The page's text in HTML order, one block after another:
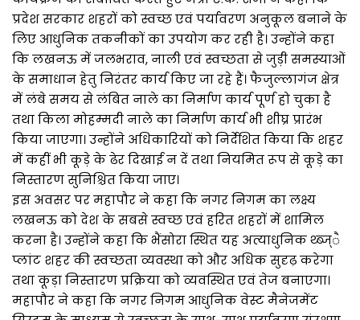
प्रदेश सरकार शहरों को स्वच्छ एवं पर्यावरण अनुकूल बनाने के
लिए आधुनिक तकनीकों का उपयोग कर रही है। उन्होंने कहा
कि लखनऊ में जलभराव, नाली एवं स्वच्छता से जुड़ी समस्याओं
के समाधान हेतु निरंतर कार्य किए जा रहे हैं। फैजुल्लागंज क्षेत्र
में लंबे समय से लंबित नाले का निर्माण कार्य पूर्ण हो चुका है
तथा किला मोहम्मदी नाले का निर्माण कार्य भी शीघ्र प्रारंभ
किया जाएगा। उन्होंने अधिकारियों को निर्देशित किया कि शहर
में कहीं भी कूड़े के ढेर दिखाई न दें तथा नियमित रूप से कूड़े का
निस्तारण सुनिश्चित किया जाए।
इस अवसर पर महापौर ने कहा कि नगर निगम का लक्ष्य
लखनऊ को देश के सबसे स्वच्छ एवं हरित शहरों में शामिल
करना है। उन्होंने कहा कि भैंसोरा स्थित यह अत्याधुनिक थ्ब्ज्ै
प्लांट शहर की स्वच्छता व्यवस्था को और अधिक सुदृढ़ करेगा
तथा कूड़ा निस्तारण प्रक्रिया को व्यवस्थित एवं तेज बनाएगा।
महापौर ने कहा कि नगर निगम आधुनिक वेस्ट मैनेजमेंट